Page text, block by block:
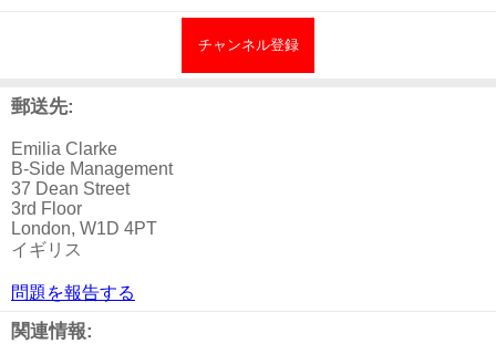
チャンネル登録
郵送先:
Emilia Clarke
B-Side Management
37 Dean Street
3rd Floor
London, W1D 4PT
イギリス
問題を報告する
関連情報: